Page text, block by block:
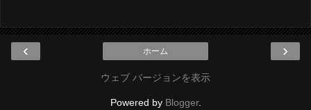
‹ ›
ホーム
ウェブ バージョンを表示
Powered by Blogger.